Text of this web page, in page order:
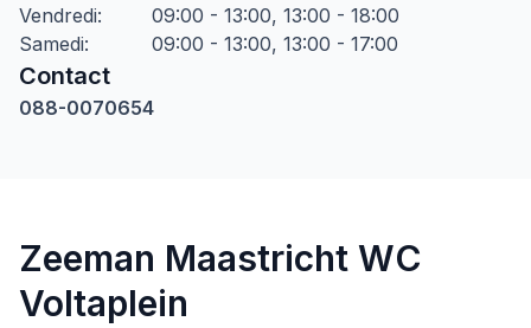
Vendredi:
09:00 - 13:00, 13:00 - 18:00
Samedi: 09:00 - 13:00, 13:00 - 17:00
Contact
088-0070654
Zeeman Maastricht WC
Voltaplein